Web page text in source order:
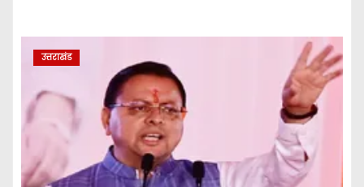
उत्तराखंड